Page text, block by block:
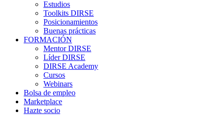
Estudios
Toolkits DIRSE
Posicionamientos
Buenas prácticas
FORMACIÓN
Mentor DIRSE
Líder DIRSE
DIRSE Academy
Cursos
Webinars
Bolsa de empleo
Marketplace
Hazte socio